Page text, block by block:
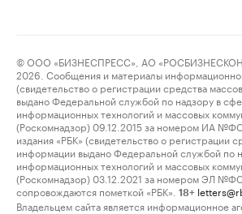
© ООО «БИЗНЕСПРЕСС», АО
2026. Сообщения и материалы
(свидетельство о регистрации средства
выдано Федеральной службой по надзору в
информационных технологий и массовых
(Роскомнадзор) 09.12.2015 за номером ИА
издания «РБК» (свидетельство о регистрации
информации выдано Федеральной службой по
информационных технологий и массовых
(Роскомнадзор) 03.12.2021 за номером ЭЛ
сопровождаются пометкой «РБК».
18+
Владельцем сайта является информационное